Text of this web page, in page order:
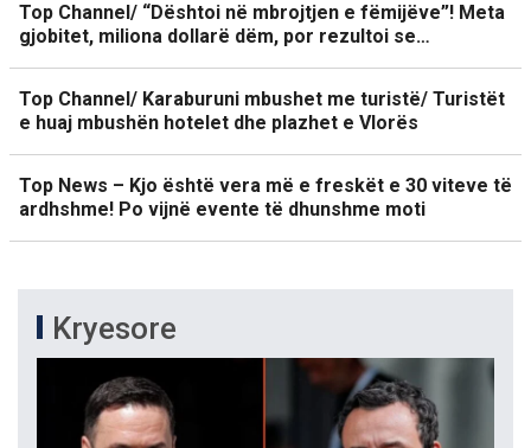
Top Channel/ “Dështoi në mbrojtjen e fëmijëve”! Meta
gjobitet, miliona dollarë dëm, por rezultoi se…
Top Channel/ Karaburuni mbushet me turistë/ Turistët
e huaj mbushën hotelet dhe plazhet e Vlorës
Top News – Kjo është vera më e freskët e 30 viteve të
ardhshme! Po vijnë evente të dhunshme moti
Kryesore